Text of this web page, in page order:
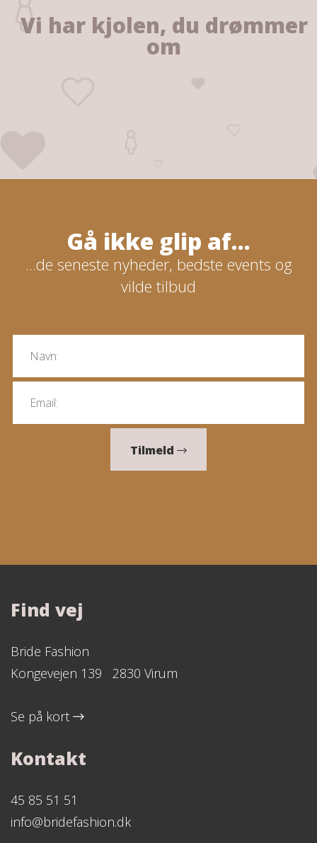
Vi har kjolen, du drømmer
om
Gå ikke glip af...
...de seneste nyheder, bedste events og
vilde tilbud
Tilmeld
Find vej
Bride Fashion
Kongevejen 139 2830 Virum
Se på kort
Kontakt
45 85 51 51
info@bridefashion.dk